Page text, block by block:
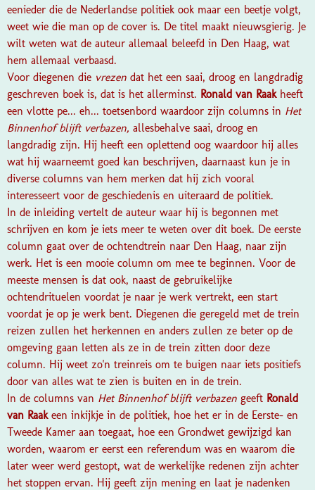
eenieder die de Nederlandse politiek ook maar een beetje volgt,
weet wie die man op de cover is. De titel maakt nieuwsgierig. Je
wilt weten wat de auteur allemaal beleefd in Den Haag, wat
hem allemaal verbaasd.
Voor diegenen die vrezen dat het een saai, droog en langdradig
geschreven boek is, dat is het allerminst. Ronald van Raak heeft
een vlotte pe... eh... toetsenbord waardoor zijn columns in Het
Binnenhof blijft verbazen, allesbehalve saai, droog en
langdradig zijn. Hij heeft een oplettend oog waardoor hij alles
wat hij waarneemt goed kan beschrijven, daarnaast kun je in
diverse columns van hem merken dat hij zich vooral
interesseert voor de geschiedenis en uiteraard de politiek.
In de inleiding vertelt de auteur waar hij is begonnen met
schrijven en kom je iets meer te weten over dit boek. De eerste
column gaat over de ochtendtrein naar Den Haag, naar zijn
werk. Het is een mooie column om mee te beginnen. Voor de
meeste mensen is dat ook, naast de gebruikelijke
ochtendrituelen voordat je naar je werk vertrekt, een start
voordat je op je werk bent. Diegenen die geregeld met de trein
reizen zullen het herkennen en anders zullen ze beter op de
omgeving gaan letten als ze in de trein zitten door deze
column. Hij weet zo'n treinreis om te buigen naar iets positiefs
door van alles wat te zien is buiten en in de trein.
In de columns van Het Binnenhof blijft verbazen geeft Ronald
van Raak een inkijkje in de politiek, hoe het er in de Eerste- en
Tweede Kamer aan toegaat, hoe een Grondwet gewijzigd kan
worden, waarom er eerst een referendum was en waarom die
later weer werd gestopt, wat de werkelijke redenen zijn achter
het stoppen ervan. Hij geeft zijn mening en laat je nadenken